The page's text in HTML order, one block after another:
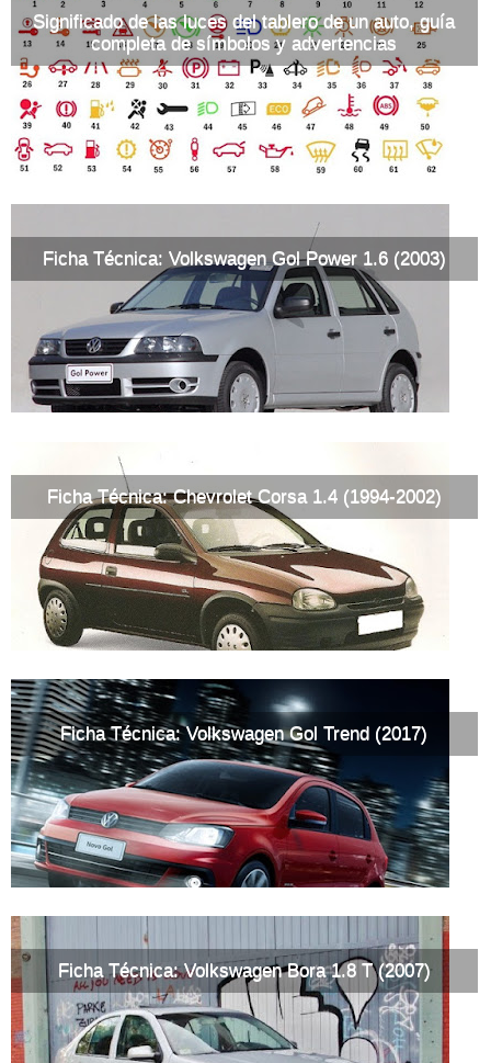
Significado de las luces del tablero de un auto, guía
completa de símbolos y advertencias
Ficha Técnica: Volkswagen Gol Power 1.6 (2003)
Ficha Técnica: Chevrolet Corsa 1.4 (1994-2002)
Ficha Técnica: Volkswagen Gol Trend (2017)
Ficha Técnica: Volkswagen Bora 1.8 T (2007)